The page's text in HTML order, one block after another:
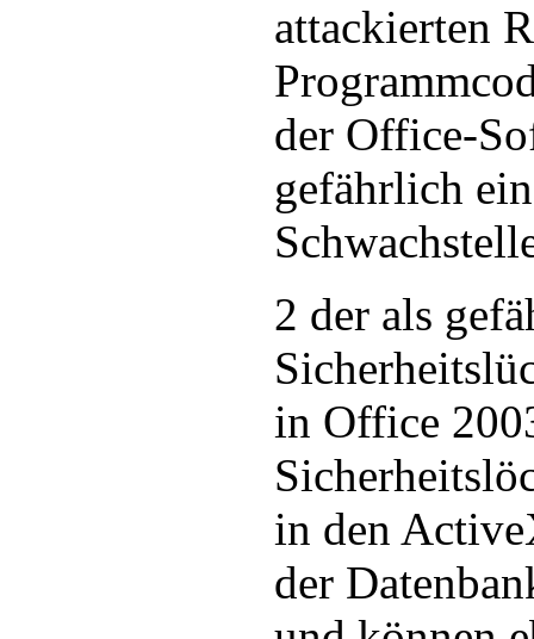
attackierten
der Office-
gefährlich
2 der als
in Office
in den
der